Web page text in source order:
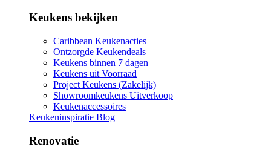
Keukens bekijken
Caribbean Keukenacties
Ontzorgde Keukendeals
Keukens binnen 7 dagen
Keukens uit Voorraad
Project Keukens (Zakelijk)
Showroomkeukens Uitverkoop
Keukenaccessoires
Keukeninspiratie Blog
Renovatie